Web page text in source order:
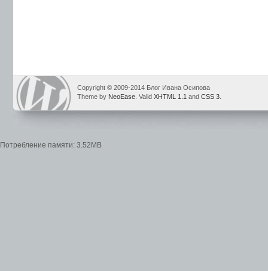
Copyright © 2009-2014 Блог Ивана Осипова
Theme by NeoEase . Valid XHTML 1.1 and CSS 3
Потребление памяти: 3.52MB